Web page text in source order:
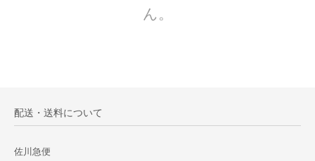
ん。
配送・送料について
佐川急便